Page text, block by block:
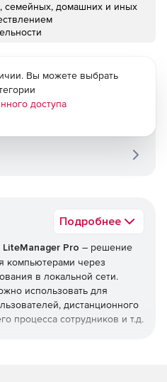
семейных, домашних и иных
Подробнее
LiteManager Pro – решение
компьютерами через
в локальной сети.
использовать для
дистанционного
процесса сотрудников и т.д.
Вы можете выбрать
доступа